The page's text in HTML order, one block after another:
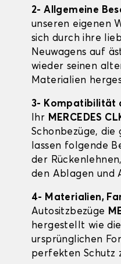
2- Allgemeine
unseren eigenen
sich durch ihre
Neuwagens auf
wieder seinen
Materialien
3- Kompatibilität
Ihr MERCEDES
Schonbezüge, die
lassen folgende
der
den Ablagen und
4- Materialien,
Autositzbezüge
hergestellt wie
ursprünglichen
perfekten Schutz